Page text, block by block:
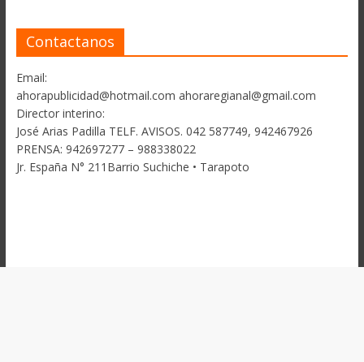
Contactanos
Email:
ahorapublicidad@hotmail.com ahoraregianal@gmail.com
Director interino:
José Arias Padilla TELF. AVISOS. 042 587749, 942467926
PRENSA: 942697277 – 988338022
Jr. España N° 211Barrio Suchiche • Tarapoto